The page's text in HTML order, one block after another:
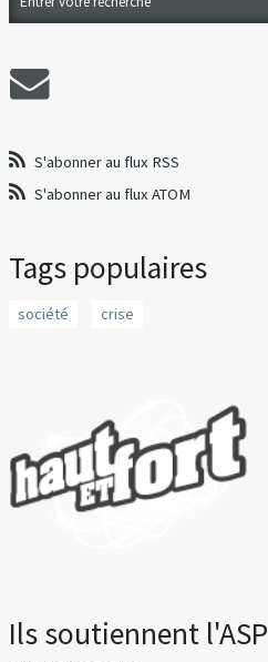
S'abonner au flux RSS
S'abonner au flux ATOM
Tags populaires
société crise
Ils soutiennent l'ASP